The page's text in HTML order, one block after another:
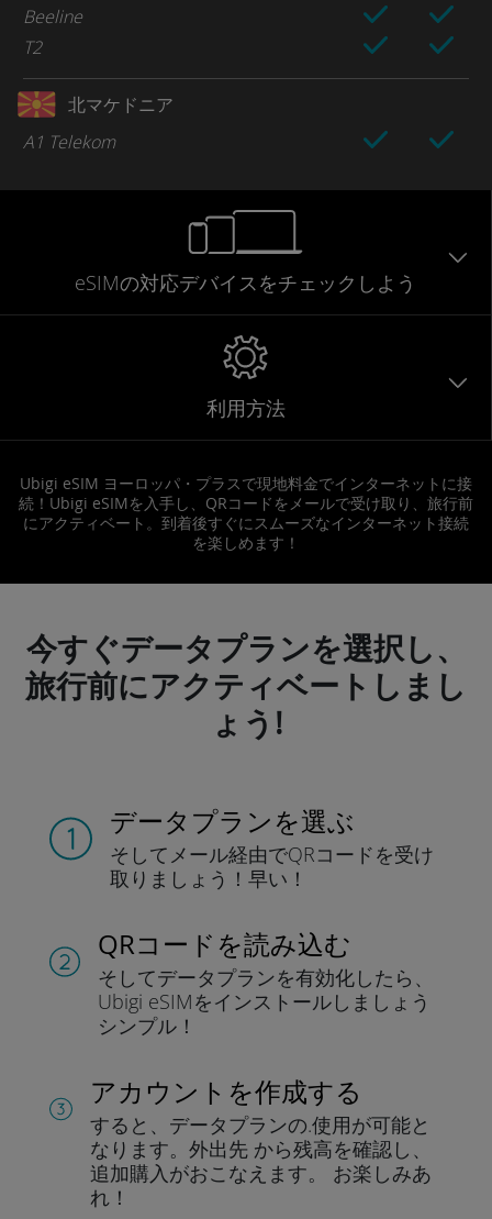
Beeline
T2
北マケドニア
A1 Telekom
eSIMの対応デバイスをチェックしよう
利用方法
Ubigi eSIM ヨーロッパ・プラスで現地料金でインターネットに接
続！Ubigi eSIMを入手し、QRコードをメールで受け取り、旅行前
にアクティベート。到着後すぐにスムーズなインターネット接続
を楽しめます！
今すぐデータプランを選択し、
旅行前にアクティベートしまし
ょう!
データプランを選ぶ
そしてメール経由でQRコードを受け
取りましょう！早い！
QRコードを読み込む
そしてデータプランを有効化したら、
Ubigi eSIMをインストールしま しょう
シンプル！
アカウントを作成する
すると、データプランの.使用が可能と
なります。 外出先 から残高を確認し、
追加購入がおこなえます。
お楽しみあ
れ！